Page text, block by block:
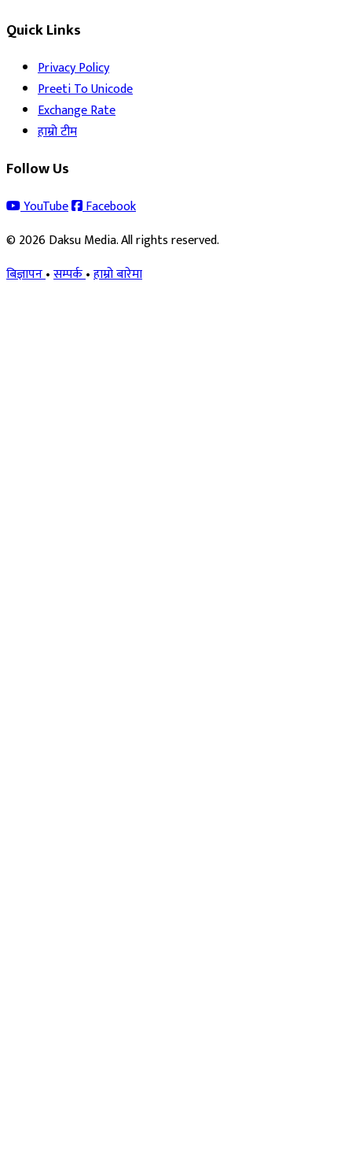
Quick Links
Privacy Policy
Preeti To Unicode
Exchange Rate
हाम्रो टीम
Follow Us
YouTube
Facebook
© 2026 Daksu Media. All rights reserved.
बिज्ञापन•सम्पर्क•हाम्रो बारेमा